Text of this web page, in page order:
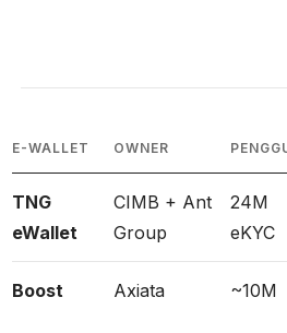
E-WALLET OWNER
TNG
eWallet
CIMB + Ant
Group
24M
eKYC
Boost Axiata ~10M